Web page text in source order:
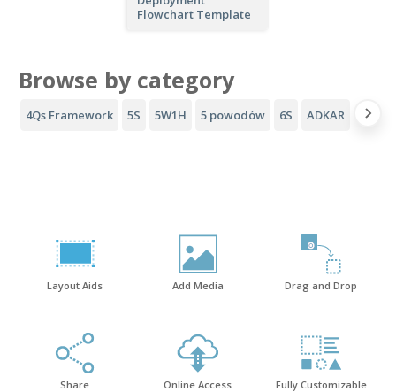
Flowchart Template
Browse by category
4Qs Framework 5S 5W1H 5 powodów 6S ADKAR Lejek
Layout Aids Add Media Drag and Drop
Share Online Access Fully Customizable